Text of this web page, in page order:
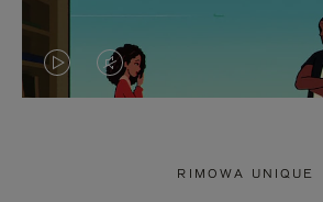
LA LE
RIMOWA UNIQUE